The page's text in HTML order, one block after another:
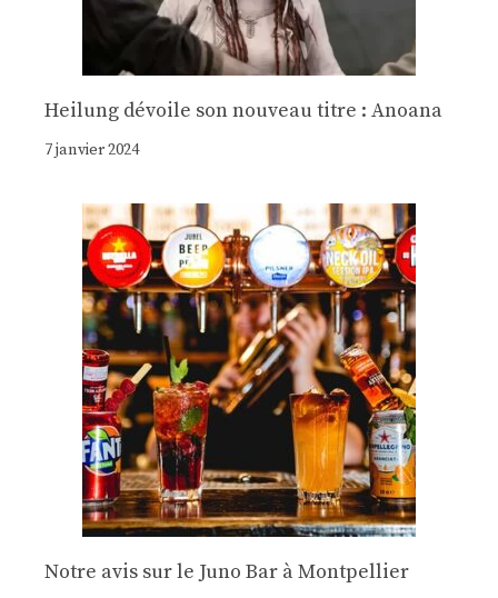
Heilung dévoile son nouveau titre : Anoana
7 janvier 2024
Notre avis sur le Juno Bar à Montpellier